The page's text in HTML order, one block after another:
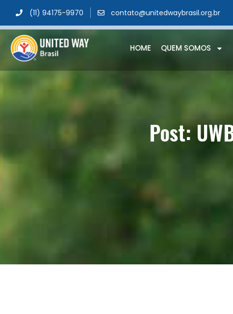
(11) 94175-9970 contato@unitedwaybrasil.org.br
HOME QUEM SOMOS
Post: